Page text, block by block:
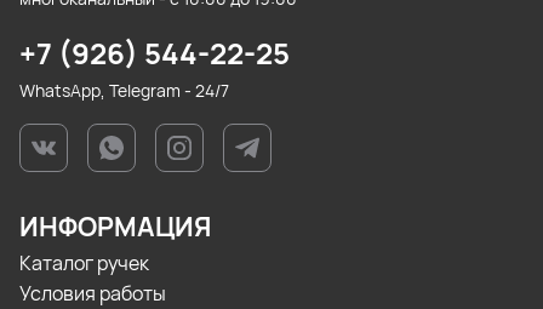
+7 (926) 544-22-25
WhatsApp, Telegram - 24/7
ИНФОРМАЦИЯ
Каталог ручек
Условия работы